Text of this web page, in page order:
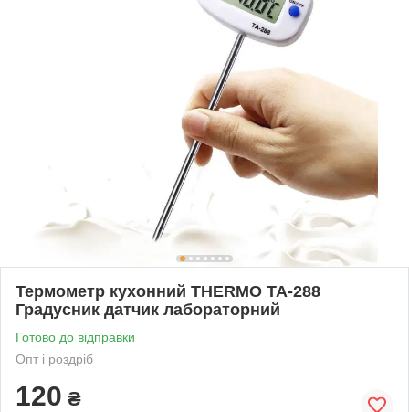
Термометр кухонний THERMO TA-288
Градусник датчик лабораторний
Готово до відправки
Опт і роздріб
120 ₴